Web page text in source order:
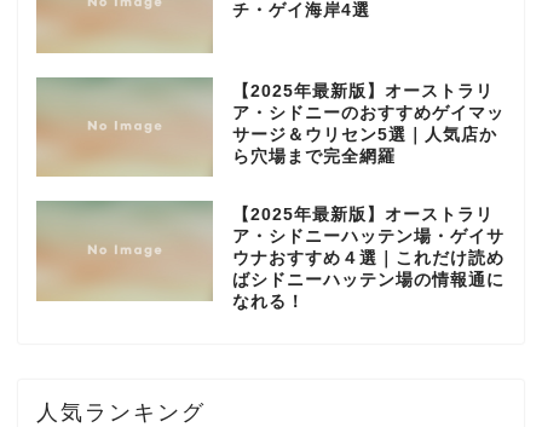
チ・ゲイ海岸4選
【2025年最新版】オーストラリ
ア・シドニーのおすすめゲイマッ
サージ＆ウリセン5選｜人気店か
ら穴場まで完全網羅
【2025年最新版】オーストラリ
ア・シドニーハッテン場・ゲイサ
ウナおすすめ４選｜これだけ読め
ばシドニーハッテン場の情報通に
なれる！
人気ランキング